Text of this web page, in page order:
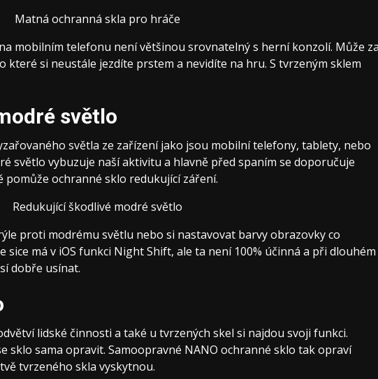
mobilním telefonu není většinou srovnatelný s herní konzolí. Může
které si neustále jezdíte prstem a nevidíte na hru. S tvrzeným sklem
světlo
světla ze zařízení jako jsou mobilní telefony, tablety, nebo
světlo vybuzuje naší aktivitu a hlavně před spaním se doporučuje
pomůže ochranné sklo redukující záření.
proti modrému světlu nebo si nastavovat barvy obrazovky co
sice má v iOS funkci Night Shift, ale ta není 100% účinná a při dlouhém
dobře usínat.
lidské činnosti a také u tvrzených skel si najdou svoji funkci.
sklo sama opravit. Samoopravné NANO ochranné sklo tak opraví
tvrzeného skla vyskytnou.